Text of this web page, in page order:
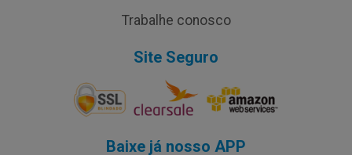
Trabalhe conosco
Site Seguro
Baixe já nosso APP